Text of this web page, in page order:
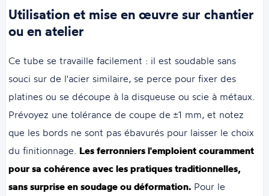
Utilisation et mise en œuvre sur chantier
ou en atelier
Ce tube se travaille facilement : il est soudable sans
souci sur de l'acier similaire, se perce pour fixer des
platines ou se découpe à la disqueuse ou scie à métaux.
Prévoyez une tolérance de coupe de ±1 mm, et notez
que les bords ne sont pas ébavurés pour laisser le choix
du finitionnage. Les ferronniers l'emploient couramment
pour sa cohérence avec les pratiques traditionnelles,
sans surprise en soudage ou déformation. Pour le